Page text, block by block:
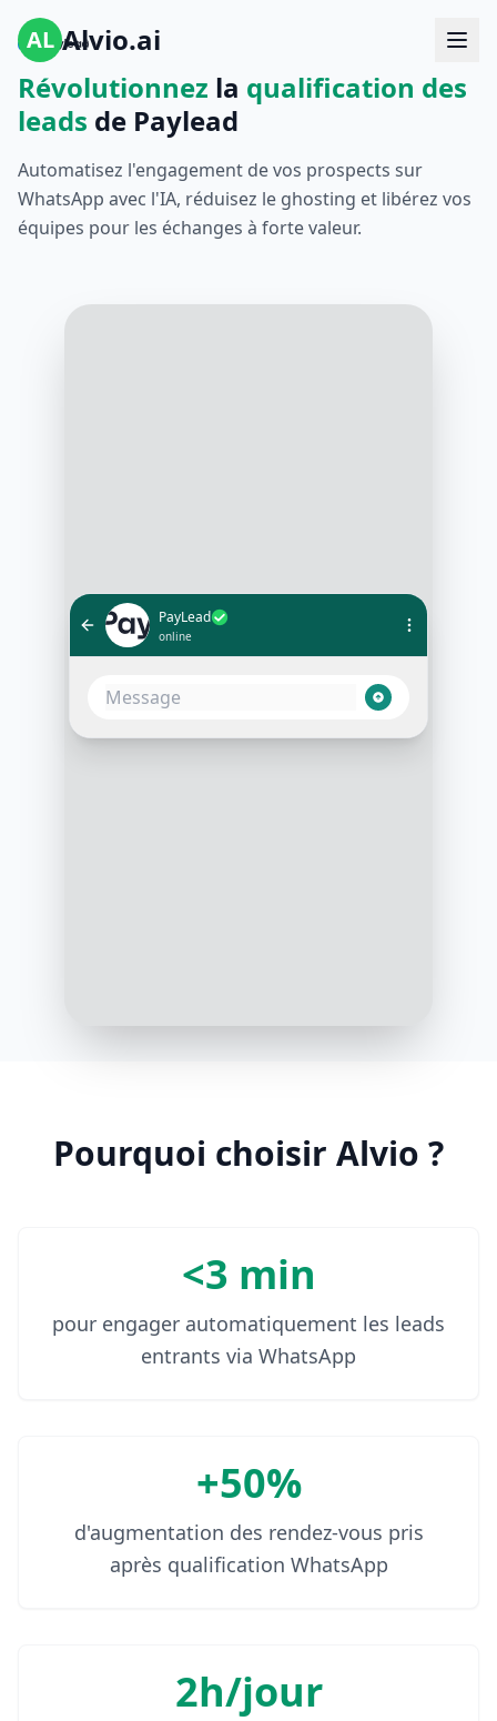
AL Alvio.ai
Révolutionnez la qualification des
leads de Paylead
Automatisez l'engagement de vos prospects sur
WhatsApp avec l'IA, réduisez le ghosting et libérez vos
équipes pour les échanges à forte valeur.
PayLead
online
Bonjour et bienvenue chez PayLead
! Nous avons bien reçu votre
demande d'adhésion. Pouvez-vous
Pourquoi choisir Alvio ?
<3 min
pour engager automatiquement les leads
entrants via WhatsApp
+50%
d'augmentation des rendez-vous pris
après qualification WhatsApp
2h/jour